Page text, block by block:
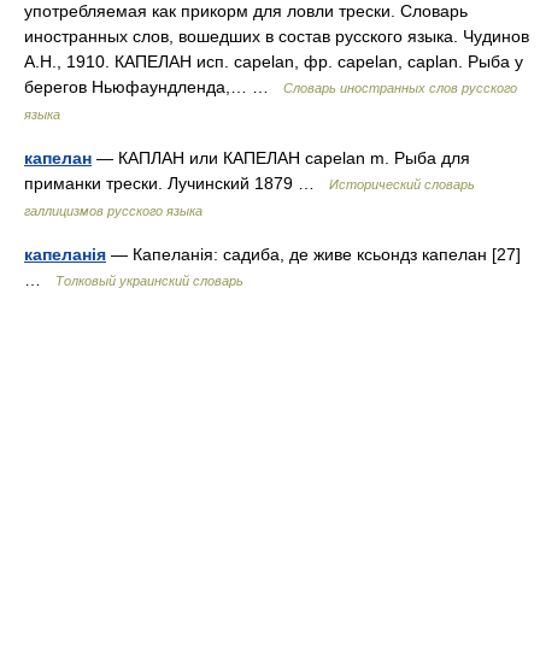
употребляемая как прикорм для ловли трески. Словарь
иностранных слов, вошедших в состав русского языка. Чудинов
А.Н., 1910. КАПЕЛАН исп. capelan, фр. capelan, caplan. Рыба у
берегов Ньюфаундленда,… …
Словарь иностранных слов русского
языка
капелан — КАПЛАН или КАПЕЛАН capelan m. Рыба для
приманки трески. Лучинский 1879 …
Исторический словарь
галлицизмов русского языка
капеланія — Капеланія: садиба, де живе ксьондз капелан [27]
Толковый украинский словарь